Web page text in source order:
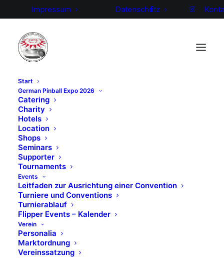
Impressum Datenschutz
Start
German Pinball Expo 2026
Catering
Charity
Hotels
Location
Shops
Seminars
Supporter
Tournaments
Events
Leitfaden zur Ausrichtung einer Convention
Turniere und Conventions
Turnierablauf
Flipper Events – Kalender
Verein
Personalia
Marktordnung
Vereinssatzung
Bewerbung zum
Beisitzer im GPA-
Vorstand
Mein Name ist Mathias Buttler. Viele kennen mich
unter dem Namen Atze und werden mich als Los-
und T-Shirt Verkäufer, Einlasskontrolle oder aber
auch einfach nur als Ansprechpartner auf
Veranstaltungen kennengelernt haben. Mir macht es
Freude, die GPA auf vielfältige Art und Weise, aber
insbesondere bei der Durchführung der